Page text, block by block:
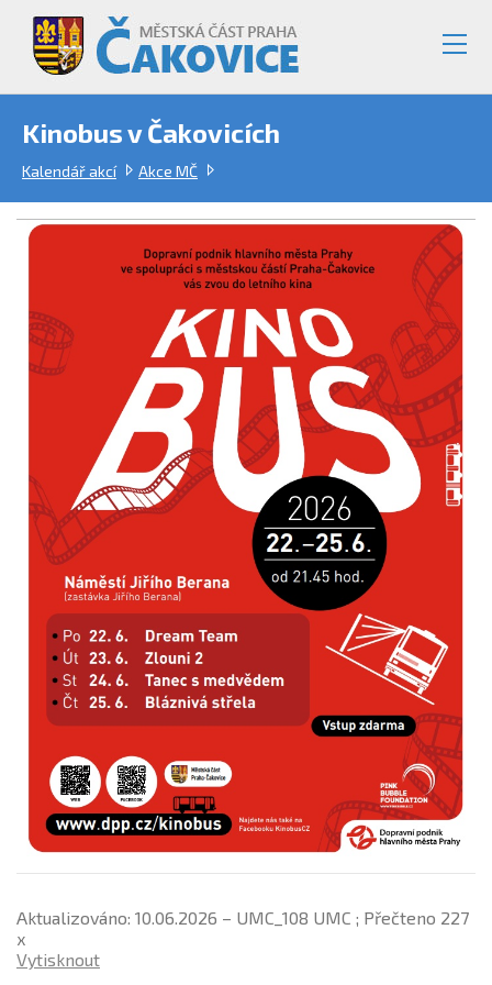
Kinobus v Čakovicích
Kalendář akcí Akce MČ
Aktualizováno: 10.06.2026 – UMC_108 UMC ; Přečteno 227
x
Vytisknout